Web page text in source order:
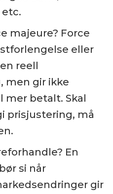
etc.
majeure? Force
eller
reell
men gir ikke
betalt. Skal
prisjustering, må
En
si når
gir